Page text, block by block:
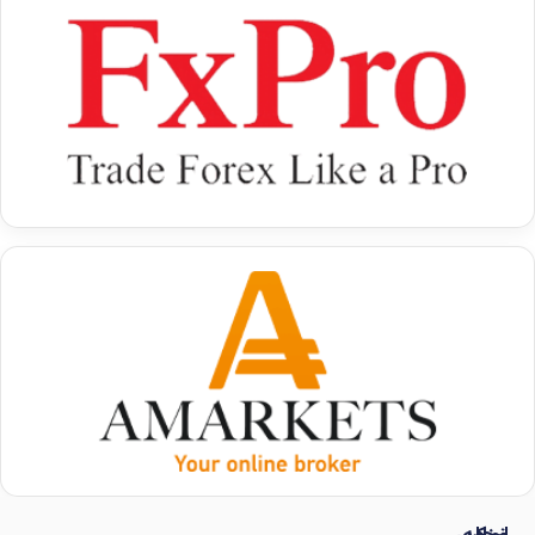
ریسک‌های بالاتری همراه باشد و نیازمند آشنایی بیشتر
با تکنیک‌ها و استراتژی‌های معاملاتی پیشرفته باشد.
روند معاملاتCFD چگونه است؟
معاملاتcfd (قرارداد مابه‌التفاوت) به تریدرها این